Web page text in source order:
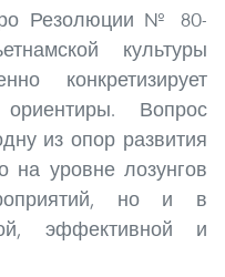
Резолюции № 80-
культуры
конкретизирует
Вопрос
из опор развития
на уровне лозунгов
но и в
эффективной и